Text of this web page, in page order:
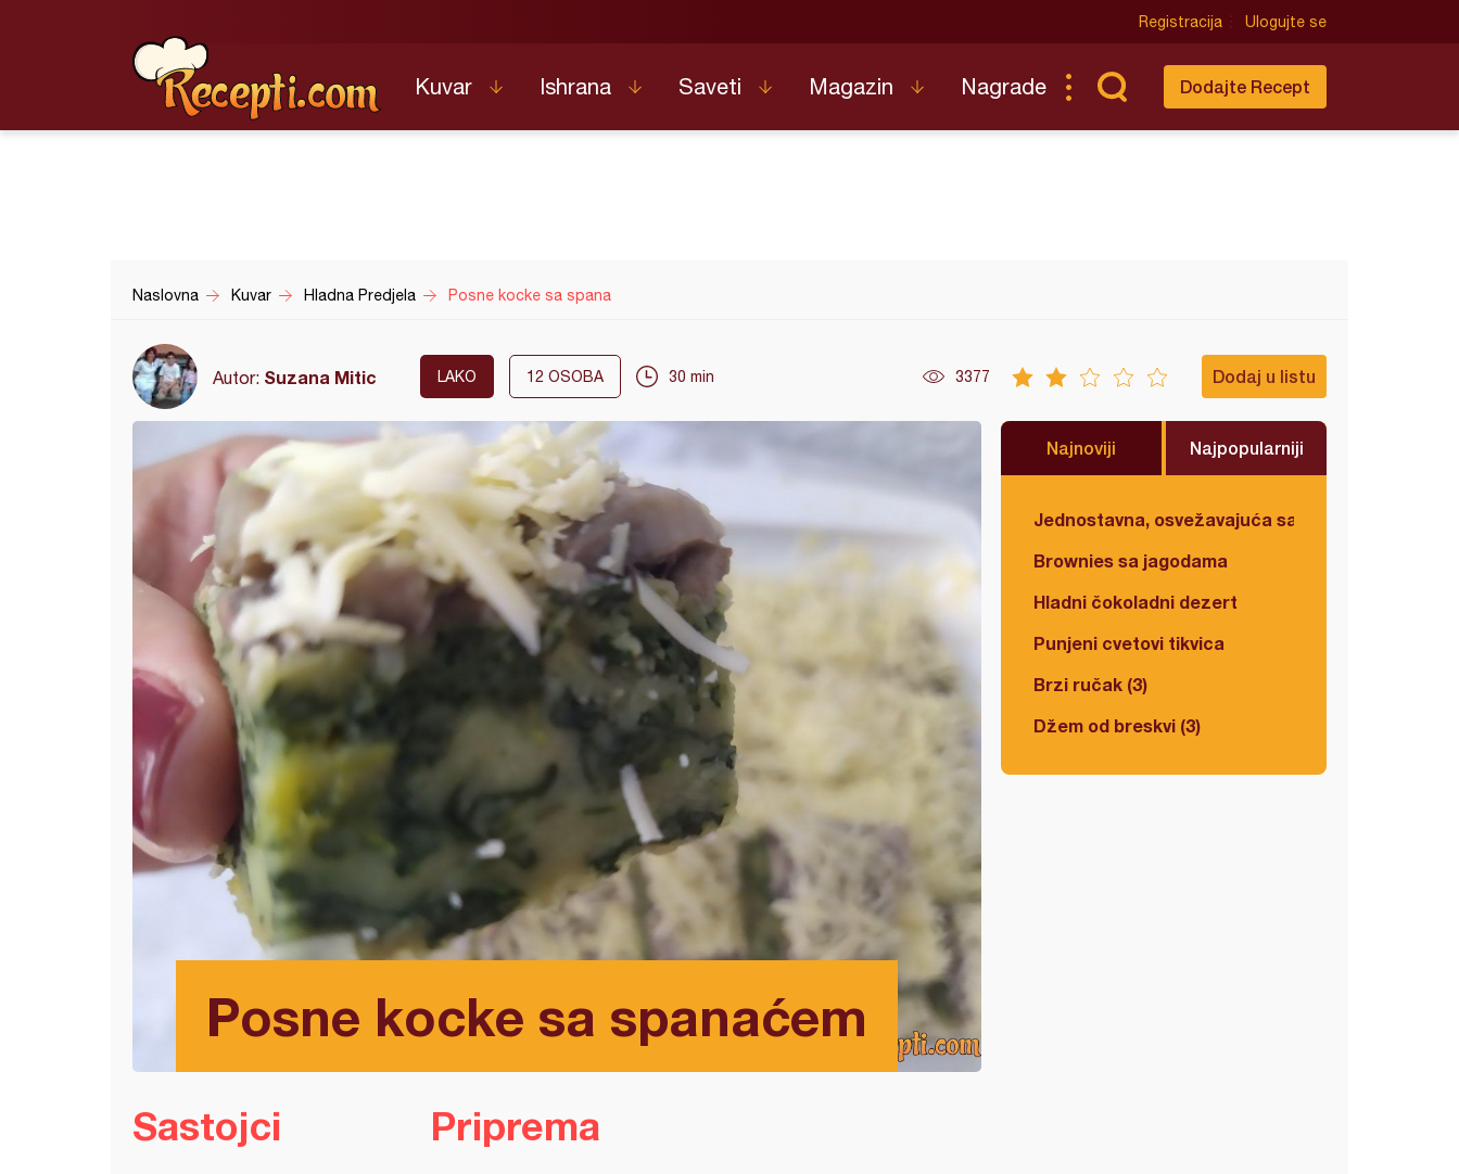
Registracija Ulogujte se
Kuvar Ishrana Saveti Magazin Nagrade Dodajte Recept
Naslovna Kuvar Hladna Predjela Posne kocke sa spana
Autor: Suzana Mitic LAKO 12 OSOBA 30 min 3377 Dodaj u listu
Posne kocke sa spanaćem
Najnoviji Najpopularniji
Jednostavna, osvežavajuća salata
Brownies sa jagodama
Hladni čokoladni dezert
Punjeni cvetovi tikvica
Brzi ručak (3)
Džem od breskvi (3)
Sastojci Priprema